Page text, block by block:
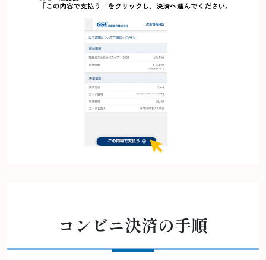
コンビニ決済の手順